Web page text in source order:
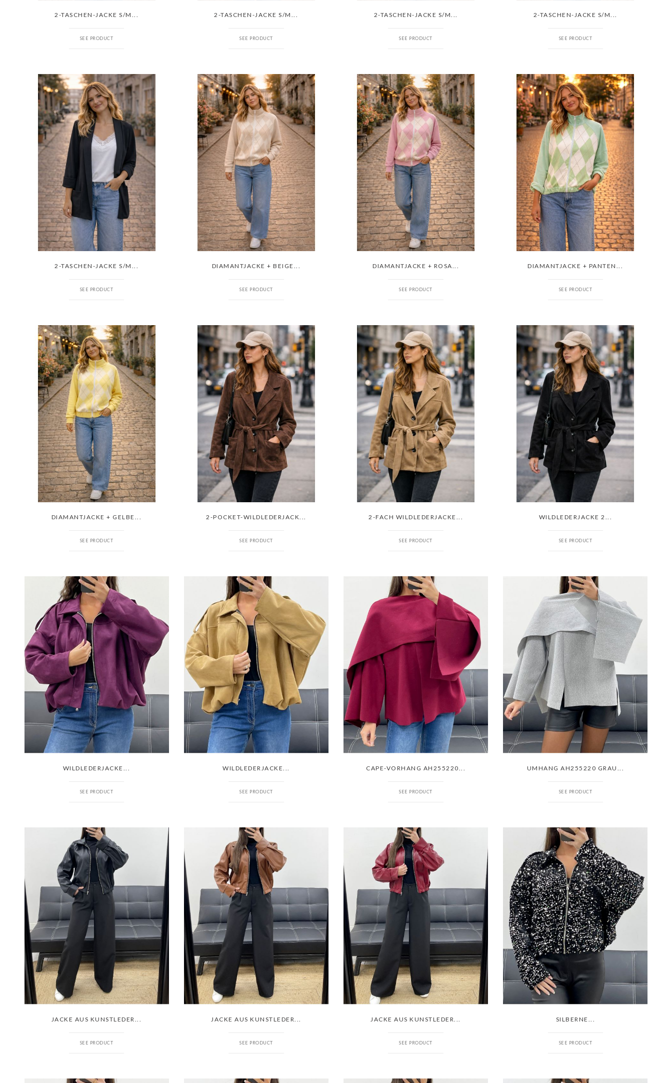
2-TASCHEN-JACKE S/M...
SEE PRODUCT
2-TASCHEN-JACKE S/M...
SEE PRODUCT
2-TASCHEN-JACKE S/M...
SEE PRODUCT
2-TASCHEN-JACKE S/M...
SEE PRODUCT
2-TASCHEN-JACKE S/M...
SEE PRODUCT
DIAMANTJACKE + BEIGE...
SEE PRODUCT
DIAMANTJACKE + ROSA...
SEE PRODUCT
DIAMANTJACKE + PANTEN...
SEE PRODUCT
DIAMANTJACKE + GELBE...
SEE PRODUCT
2-POCKET-WILDLEDERJACK...
SEE PRODUCT
2-FACH WILDLEDERJACKE...
SEE PRODUCT
WILDLEDERJACKE 2...
SEE PRODUCT
WILDLEDERJACKE...
SEE PRODUCT
WILDLEDERJACKE...
SEE PRODUCT
CAPE-VORHANG AH255220...
SEE PRODUCT
UMHANG AH255220 GRAU...
SEE PRODUCT
JACKE AUS KUNSTLEDER...
SEE PRODUCT
JACKE AUS KUNSTLEDER...
SEE PRODUCT
JACKE AUS KUNSTLEDER...
SEE PRODUCT
SILBERNE...
SEE PRODUCT